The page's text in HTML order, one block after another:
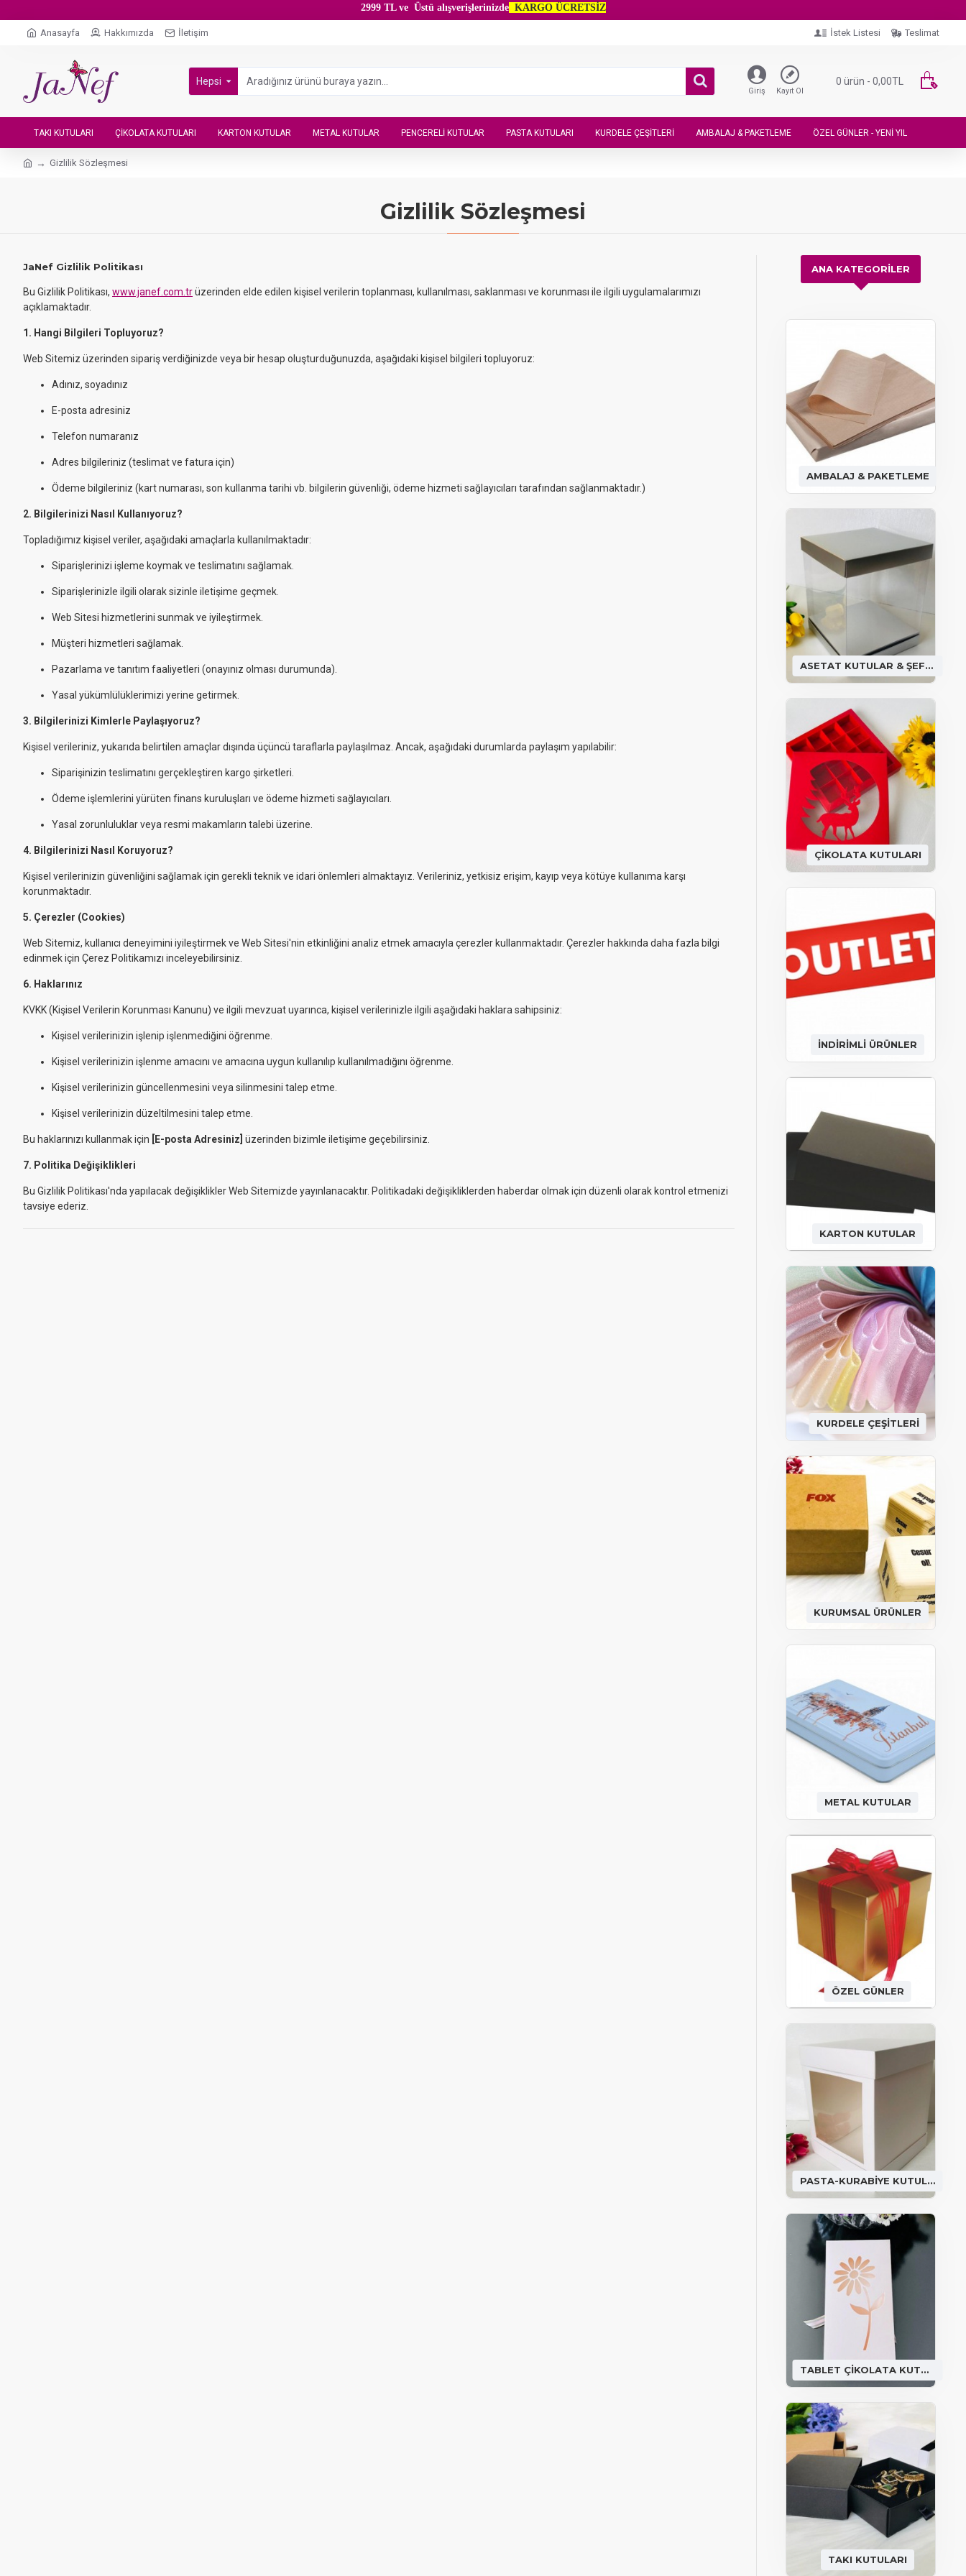
2999 TL ve Üstü alışverişlerinizdeKARGO ÜCRETSİZ
Anasayfa Hakkımızda İletişim İstek Listesi Teslimat
Hepsi
Giriş Kayıt Ol
0 ürün - 0,00TL
TAKI KUTULARI ÇIKOLATA KUTULARI KARTON KUTULAR METAL KUTULAR PENCERELI KUTULAR PASTA KUTULARI KURDELE ÇEŞITLERI AMBALAJ & PAKETLEME ÖZEL GÜNLER - YENI YIL
Gizlilik Sözleşmesi
Gizlilik Sözleşmesi
JaNef Gizlilik Politikası
Bu Gizlilik Politikası, www.janef.com.trüzerinden elde edilen kişisel verilerin toplanması, kullanılması, saklanması ve korunması ile ilgili uygulamalarımızı
açıklamaktadır.
1. Hangi Bilgileri Topluyoruz?
Web Sitemiz üzerinden sipariş verdiğinizde veya bir hesap oluşturduğunuzda, aşağıdaki kişisel bilgileri topluyoruz:
Adınız, soyadınız
E-posta adresiniz
Telefon numaranız
Adres bilgileriniz (teslimat ve fatura için)
Ödeme bilgileriniz (kart numarası, son kullanma tarihi vb. bilgilerin güvenliği, ödeme hizmeti sağlayıcıları tarafından sağlanmaktadır.)
2. Bilgilerinizi Nasıl Kullanıyoruz?
Topladığımız kişisel veriler, aşağıdaki amaçlarla kullanılmaktadır:
Siparişlerinizi işleme koymak ve teslimatını sağlamak.
Siparişlerinizle ilgili olarak sizinle iletişime geçmek.
Web Sitesi hizmetlerini sunmak ve iyileştirmek.
Müşteri hizmetleri sağlamak.
Pazarlama ve tanıtım faaliyetleri (onayınız olması durumunda).
Yasal yükümlülüklerimizi yerine getirmek.
3. Bilgilerinizi Kimlerle Paylaşıyoruz?
Kişisel verileriniz, yukarıda belirtilen amaçlar dışında üçüncü taraflarla paylaşılmaz. Ancak, aşağıdaki durumlarda paylaşım yapılabilir:
Siparişinizin teslimatını gerçekleştiren kargo şirketleri.
Ödeme işlemlerini yürüten finans kuruluşları ve ödeme hizmeti sağlayıcıları.
Yasal zorunluluklar veya resmi makamların talebi üzerine.
4. Bilgilerinizi Nasıl Koruyoruz?
Kişisel verilerinizin güvenliğini sağlamak için gerekli teknik ve idari önlemleri almaktayız. Verileriniz, yetkisiz erişim, kayıp veya kötüye kullanıma karşı
korunmaktadır.
5. Çerezler (Cookies)
Web Sitemiz, kullanıcı deneyimini iyileştirmek ve Web Sitesi'nin etkinliğini analiz etmek amacıyla çerezler kullanmaktadır. Çerezler hakkında daha fazla bilgi
edinmek için Çerez Politikamızı inceleyebilirsiniz.
6. Haklarınız
KVKK (Kişisel Verilerin Korunması Kanunu) ve ilgili mevzuat uyarınca, kişisel verilerinizle ilgili aşağıdaki haklara sahipsiniz:
Kişisel verilerinizin işlenip işlenmediğini öğrenme.
Kişisel verilerinizin işlenme amacını ve amacına uygun kullanılıp kullanılmadığını öğrenme.
Kişisel verilerinizin güncellenmesini veya silinmesini talep etme.
Kişisel verilerinizin düzeltilmesini talep etme.
Bu haklarınızı kullanmak için [E-posta Adresiniz] üzerinden bizimle iletişime geçebilirsiniz.
7. Politika Değişiklikleri
Bu Gizlilik Politikası'nda yapılacak değişiklikler Web Sitemizde yayınlanacaktır. Politikadaki değişikliklerden haberdar olmak için düzenli olarak kontrol etmenizi
tavsiye ederiz.
ANA KATEGORİLER
AMBALAJ & PAKETLEME
ASETAT KUTULAR & ŞEFFAF KUTULAR
ÇİKOLATA KUTULARI
İNDİRİMLİ ÜRÜNLER
KARTON KUTULAR
KURDELE ÇEŞİTLERİ
KURUMSAL ÜRÜNLER
METAL KUTULAR
ÖZEL GÜNLER
PASTA-KURABİYE KUTULARI
TABLET ÇİKOLATA KUTULARI
TAKI KUTULARI